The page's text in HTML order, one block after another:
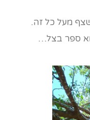
מעל כל זה.
ספר בצל…